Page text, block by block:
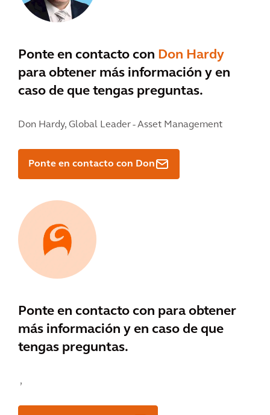
Ponte en contacto con Don Hardy
para obtener más información y en
caso de que tengas preguntas.
Don Hardy, Global Leader - Asset Management
Ponte en contacto con Don
Ponte en contacto con para obtener
más información y en caso de que
tengas preguntas.
,